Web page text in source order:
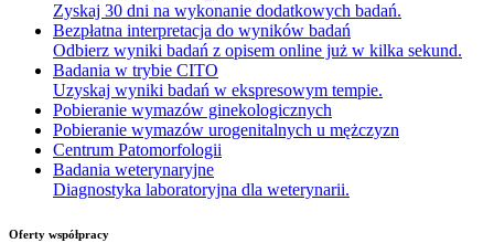
Zyskaj 30 dni na wykonanie dodatkowych badań.
Bezpłatna interpretacja do wyników badań
Odbierz wyniki badań z opisem online już w kilka sekund.
Badania w trybie CITO
Uzyskaj wyniki badań w ekspresowym tempie.
Pobieranie wymazów ginekologicznych
Pobieranie wymazów urogenitalnych u mężczyzn
Centrum Patomorfologii
Badania weterynaryjne
Diagnostyka laboratoryjna dla weterynarii.
Oferty współpracy